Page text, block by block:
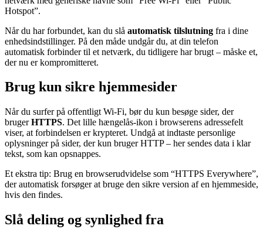
Hotspot”.
Når du har forbundet, kan du slå automatisk tilslutning fra i dine
enhedsindstillinger. På den måde undgår du, at din telefon
automatisk forbinder til et netværk, du tidligere har brugt – måske et,
der nu er kompromitteret.
Brug kun sikre hjemmesider
Når du surfer på offentligt Wi-Fi, bør du kun besøge sider, der
brugerHTTPS. Det lille hængelås-ikon i browserens adressefelt
viser, at forbindelsen er krypteret. Undgå at indtaste personlige
oplysninger på sider, der kun bruger HTTP – her sendes data i klar
tekst, som kan opsnappes.
Et ekstra tip: Brug en browserudvidelse som “HTTPS Everywhere”,
der automatisk forsøger at bruge den sikre version af en hjemmeside,
hvis den findes.
Slå deling og synlighed fra